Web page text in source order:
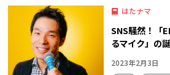
はたナマ
SNS騒然！「
るマイク」の
2023年2月3日